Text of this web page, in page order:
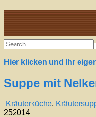
Alte Rezepte online
Hier klicken und Ihr
Suppe mit
Kräuterküche,
252014